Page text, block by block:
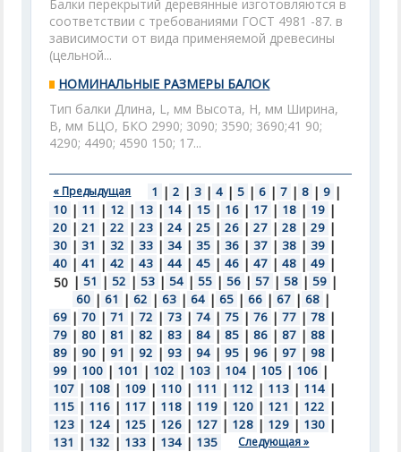
Балки перекрытий деревянные изготовляются в
соответствии с требованиями ГОСТ 4981 -87. в
зависимости от вида применяемой древесины
(цельной...
НОМИНАЛЬНЫЕ РАЗМЕРЫ БАЛОК
Тип балки Длина, L, мм Высота, Н, мм Ширина,
В, мм БЦО, БКО 2990; 3090; 3590; 3690;41 90;
4290; 4490; 4590 150; 17...
« Предыдущая 1 | 2 | 3 | 4 | 5 | 6 | 7 | 8 | 9 |
10 | 11 | 12 | 13 | 14 | 15 | 16 | 17 | 18 | 19 |
20 | 21 | 22 | 23 | 24 | 25 | 26 | 27 | 28 | 29 |
30 | 31 | 32 | 33 | 34 | 35 | 36 | 37 | 38 | 39 |
40 | 41 | 42 | 43 | 44 | 45 | 46 | 47 | 48 | 49 |
50 | 51 | 52 | 53 | 54 | 55 | 56 | 57 | 58 | 59 |
60 | 61 | 62 | 63 | 64 | 65 | 66 | 67 | 68 |
69 | 70 | 71 | 72 | 73 | 74 | 75 | 76 | 77 | 78 |
79 | 80 | 81 | 82 | 83 | 84 | 85 | 86 | 87 | 88 |
89 | 90 | 91 | 92 | 93 | 94 | 95 | 96 | 97 | 98 |
99 | 100 | 101 | 102 | 103 | 104 | 105 | 106 |
107 | 108 | 109 | 110 | 111 | 112 | 113 | 114 |
115 | 116 | 117 | 118 | 119 | 120 | 121 | 122 |
123 | 124 | 125 | 126 | 127 | 128 | 129 | 130 |
131 | 132 | 133 | 134 | 135 Следующая »